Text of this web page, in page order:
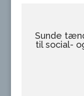
Sunde
til social-